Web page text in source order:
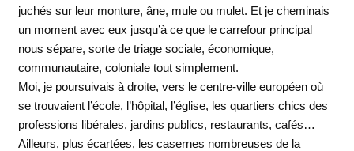
juchés sur leur monture, âne, mule ou mulet. Et je cheminais
un moment avec eux jusqu’à ce que le carrefour principal
nous sépare, sorte de triage sociale, économique,
communautaire, coloniale tout simplement.
Moi, je poursuivais à droite, vers le centre-ville européen où
se trouvaient l’école, l’hôpital, l’église, les quartiers chics des
professions libérales, jardins publics, restaurants, cafés…
Ailleurs, plus écartées, les casernes nombreuses de la